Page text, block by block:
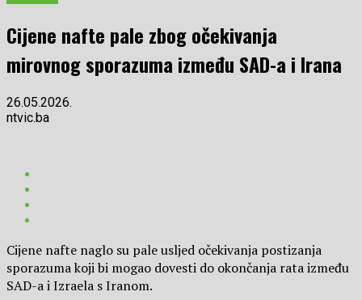
Cijene nafte pale zbog očekivanja
mirovnog sporazuma između SAD-a i Irana
26.05.2026.
ntvic.ba
Cijene nafte naglo su pale usljed očekivanja postizanja
sporazuma koji bi mogao dovesti do okončanja rata između
SAD-a i Izraela s Iranom.